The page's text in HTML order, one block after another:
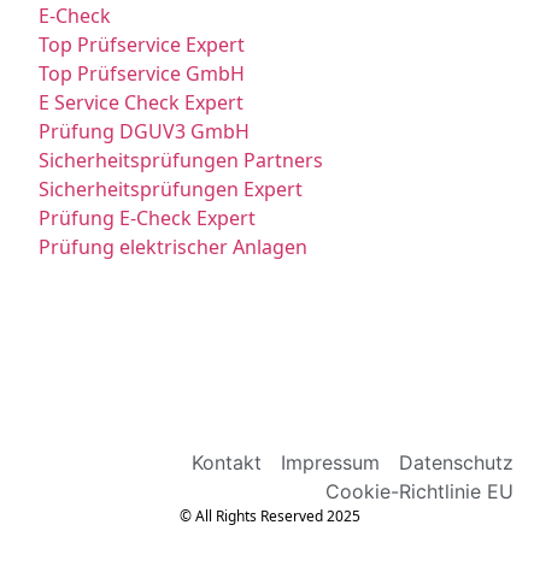
E-Check
Top Prüfservice Expert
Top Prüfservice GmbH
E Service Check Expert
Prüfung DGUV3 GmbH
Sicherheitsprüfungen Partners
Sicherheitsprüfungen Expert
Prüfung E-Check Expert
Prüfung elektrischer Anlagen
Kontakt Impressum
Datenschutz
Cookie-Richtlinie EU
© All Rights Reserved 2025